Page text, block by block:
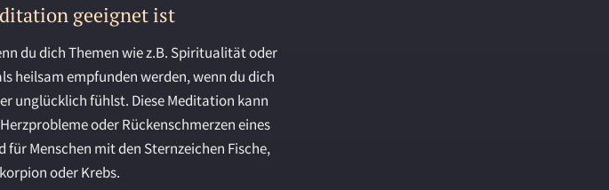
geeignet ist
du dich Themen wie z.B. Spiritualität oder
heilsam empfunden werden, wenn du dich
unglücklich fühlst. Diese Meditation kann
oder Rückenschmerzen eines
Menschen mit den Sternzeichen Fische,
oder Krebs.